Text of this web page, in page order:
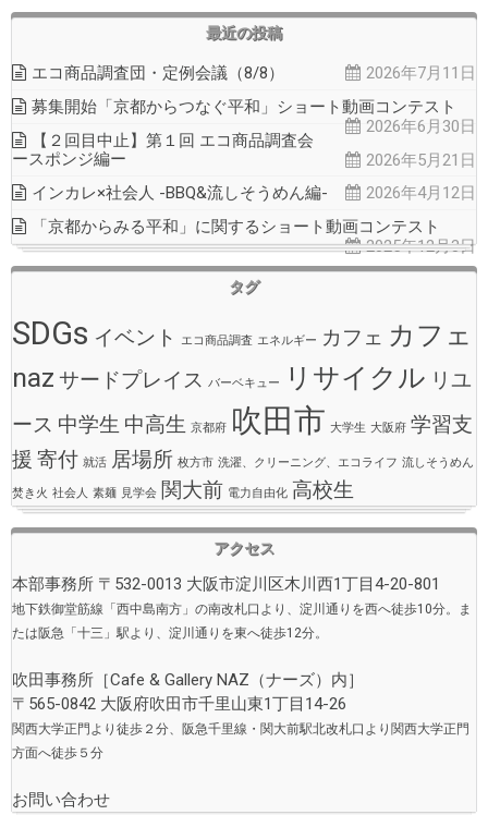
最近の投稿
エコ商品調査団・定例会議（8/8）
2026年7月11日
募集開始「京都からつなぐ平和」ショート動画コンテスト
2026年6月30日
【２回目中止】第１回 エコ商品調査会
ースポンジ編ー
2026年5月21日
インカレ×社会人 -BBQ&流しそうめん編-
2026年4月12日
「京都からみる平和」に関するショート動画コンテスト
2025年12月3日
タグ
SDGs イベント エコ商品調査 エネルギー カフェ カフェ
naz サードプレイス バーベキュー リサイクル リユ
ース 中学生 中高生 京都府 吹田市 大学生 大阪府 学習支
援 寄付 就活 居場所 枚方市 洗濯、クリーニング、エコライフ 流しそうめん
焚き火 社会人 素麺 見学会 関大前 電力自由化 高校生
アクセス
本部事務所 〒532-0013 大阪市淀川区木川西1丁目4-20-801
地下鉄御堂筋線「西中島南方」の南改札口より、淀川通りを西へ徒歩10分。ま
たは阪急「十三」駅より、淀川通りを東へ徒歩12分。
吹田事務所［Cafe & Gallery NAZ（ナーズ） 内］
〒565-0842 大阪府吹田市千里山東1丁目14-26
関西大学正門より徒歩２分、阪急千里線・関大前駅北改札口より関西大学正門
方面へ徒歩５分
お問い合わせ